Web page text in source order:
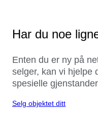
Har du noe
Enten du er ny på
selger, kan vi hjelpe
spesielle
Selg objektet ditt